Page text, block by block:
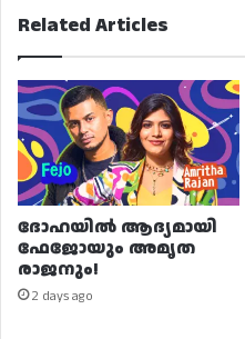
Related Articles
ദോഹയിൽ ആദ്യമായി
ഫേജോയും അമൃത
രാജനും!
2 days ago